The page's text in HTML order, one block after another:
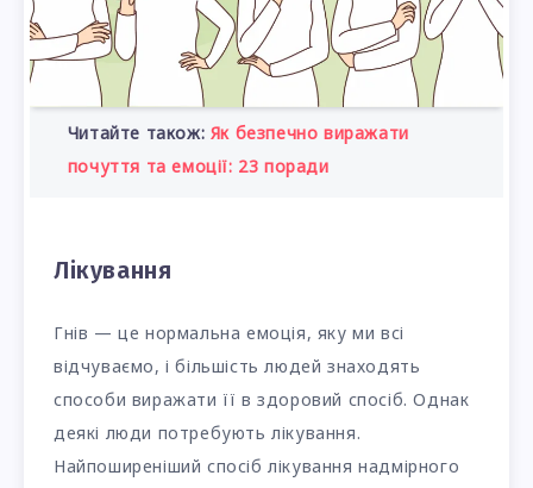
Читайте також: Як безпечно виражати
почуття та емоції: 23 поради
Лікування
Гнів — це нормальна емоція, яку ми всі
відчуваємо, і більшість людей знаходять
способи виражати її в здоровий спосіб. Однак
деякі люди потребують лікування.
Найпоширеніший спосіб лікування надмірного